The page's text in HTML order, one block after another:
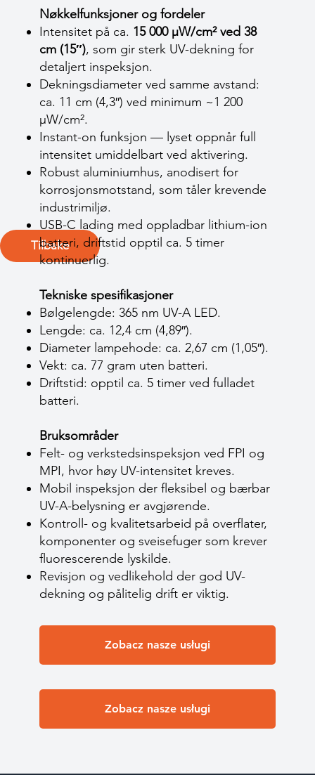
Tilbake
Nøkkelfunksjoner og fordeler
Intensitet på ca. 15 000 µW/cm² ved 38
cm (15″), som gir sterk UV-dekning for
detaljert inspeksjon.
Dekningsdiameter ved samme avstand:
ca. 11 cm (4,3″) ved minimum ~1 200
µW/cm².
Instant-on funksjon — lyset oppnår full
intensitet umiddelbart ved aktivering.
Robust aluminiumhus, anodisert for
korrosjonsmotstand, som tåler krevende
industrimiljø.
USB-C lading med oppladbar lithium-ion
batteri, driftstid opptil ca. 5 timer
kontinuerlig.
Tekniske spesifikasjoner
Bølgelengde: 365 nm UV-A LED.
Lengde: ca. 12,4 cm (4,89″).
Diameter lampehode: ca. 2,67 cm (1,05″).
Vekt: ca. 77 gram uten batteri.
Driftstid: opptil ca. 5 timer ved fulladet
batteri.
Bruksområder
Felt- og verkstedsinspeksjon ved FPI og
MPI, hvor høy UV-intensitet kreves.
Mobil inspeksjon der fleksibel og bærbar
UV-A-belysning er avgjørende.
Kontroll- og kvalitetsarbeid på overflater,
komponenter og sveisefuger som krever
fluorescerende lyskilde.
Revisjon og vedlikehold der god UV-
dekning og pålitelig drift er viktig.
Zobacz nasze usługi
Zobacz nasze usługi